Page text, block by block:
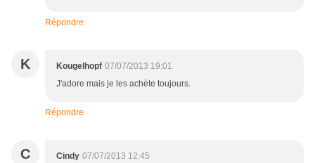
Répondre
K Kougelhopf 07/07/2013 19:01
J'adore mais je les achète toujours.
Répondre
C Cindy 07/07/2013 12:45